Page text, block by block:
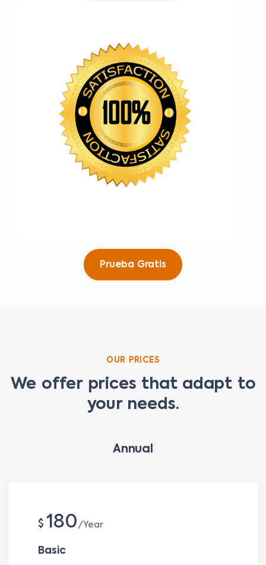
Prueba Gratis
OUR PRICES
We offer prices that adapt to
your needs.
Annual
$ 180 Year
Basic